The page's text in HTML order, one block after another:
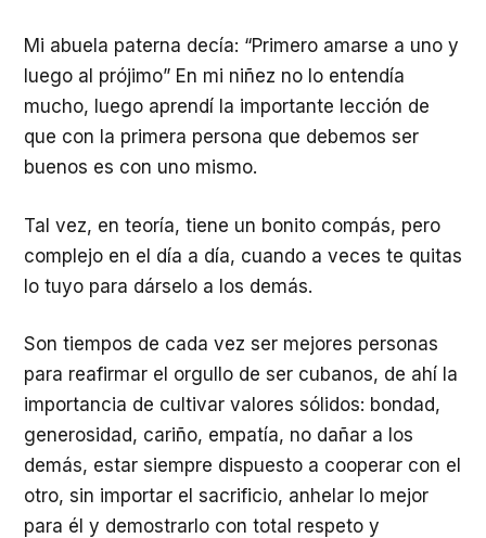
Mi abuela paterna decía: “Primero amarse a uno y
luego al prójimo” En mi niñez no lo entendía
mucho, luego aprendí la importante lección de
que con la primera persona que debemos ser
buenos es con uno mismo.
Tal vez, en teoría, tiene un bonito compás, pero
complejo en el día a día, cuando a veces te quitas
lo tuyo para dárselo a los demás.
Son tiempos de cada vez ser mejores personas
para reafirmar el orgullo de ser cubanos, de ahí la
importancia de cultivar valores sólidos: bondad,
generosidad, cariño, empatía, no dañar a los
demás, estar siempre dispuesto a cooperar con el
otro, sin importar el sacrificio, anhelar lo mejor
para él y demostrarlo con total respeto y